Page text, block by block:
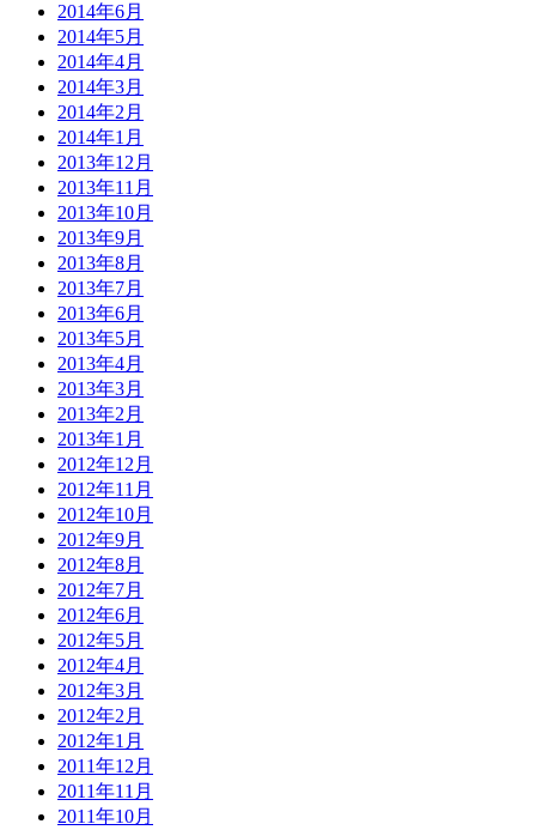
2014年6月
2014年5月
2014年4月
2014年3月
2014年2月
2014年1月
2013年12月
2013年11月
2013年10月
2013年9月
2013年8月
2013年7月
2013年6月
2013年5月
2013年4月
2013年3月
2013年2月
2013年1月
2012年12月
2012年11月
2012年10月
2012年9月
2012年8月
2012年7月
2012年6月
2012年5月
2012年4月
2012年3月
2012年2月
2012年1月
2011年12月
2011年11月
2011年10月